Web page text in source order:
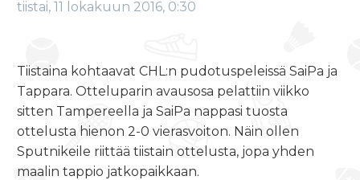
tiistai, 11 lokakuun 2016, 0:30
Tiistaina kohtaavat CHL:n pudotuspeleissä SaiPa ja
Tappara. Otteluparin avausosa pelattiin viikko
sitten Tampereella ja SaiPa nappasi tuosta
ottelusta hienon 2-0 vierasvoiton. Näin ollen
Sputnikeile riittää tiistain ottelusta, jopa yhden
maalin tappio jatkopaikkaan.